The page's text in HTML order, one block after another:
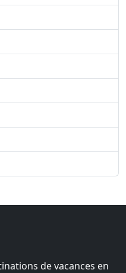
de vacances en